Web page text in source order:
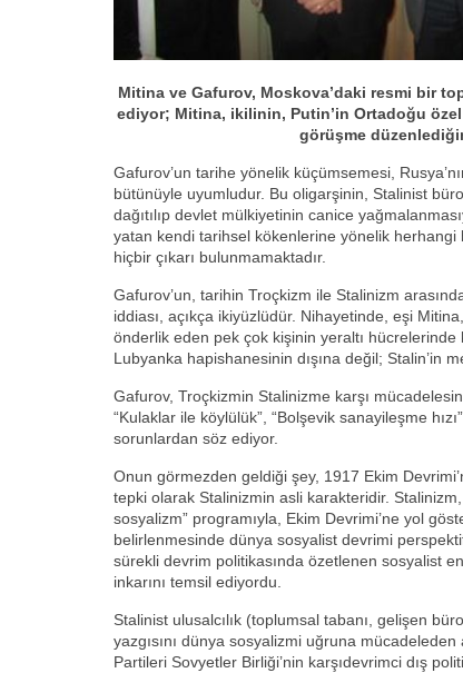
Mitina ve Gafurov, Moskova’daki resmi bir
ediyor; Mitina, ikilinin, Putin’in Ortadoğu
görüşme
Gafurov’un tarihe yönelik küçümsemesi,
bütünüyle uyumludur. Bu oligarşinin, Stalinist
dağıtılıp devlet mülkiyetinin canice
yatan kendi tarihsel kökenlerine yönelik herhangi
hiçbir çıkarı bulunmamaktadır.
Gafurov’un, tarihin Troçkizm ile Stalinizm
iddiası, açıkça ikiyüzlüdür. Nihayetinde, eşi
önderlik eden pek çok kişinin yeraltı hücrelerinde
Lubyanka hapishanesinin dışına değil; Stalin’in
Gafurov, Troçkizmin Stalinizme karşı
“Kulaklar ile köylülük”, “Bolşevik sanayileşme
sorunlardan söz ediyor.
Onun görmezden geldiği şey, 1917 Ekim
tepki olarak Stalinizmin asli karakteridir. Stalinizm,
sosyalizm” programıyla, Ekim Devrimi’ne yol
belirlenmesinde dünya sosyalist devrimi
sürekli devrim politikasında özetlenen sosyalist
inkarını temsil ediyordu.
Stalinist ulusalcılık (toplumsal tabanı, gelişen
yazgısını dünya sosyalizmi uğruna
Partileri Sovyetler Birliği’nin karşıdevrimci dış